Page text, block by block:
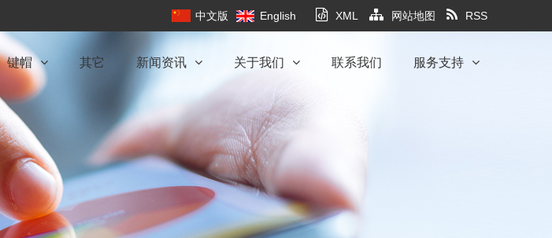
中文版 English XML 网站地图 RSS
键帽 其它 新闻资讯 关于我们 联系我们 服务支持